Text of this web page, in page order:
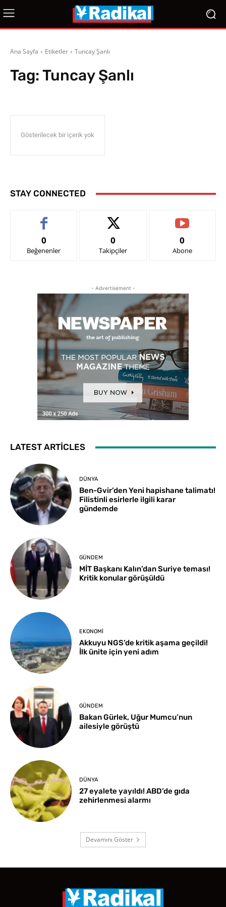
Ana Sayfa Etiketler Tuncay Şanlı
Tag:Tuncay Şanlı
Gösterilecek bir içerik yok
STAY CONNECTED
0
Beğenenler
0
Takipçiler
0
Abone
- Advertisement -
LATEST ARTICLES
DÜNYA
Ben-Gvir’den Yeni hapishane talimatı!
Filistinli esirlerle ilgili karar
gündemde
GÜNDEM
MİT Başkanı Kalın’dan Suriye teması!
Kritik konular görüşüldü
EKONOMI
Akkuyu NGS’de kritik aşama geçildi!
İlk ünite için yeni adım
GÜNDEM
Bakan Gürlek, Uğur Mumcu’nun
ailesiyle görüştü
DÜNYA
27 eyalete yayıldı! ABD’de gıda
zehirlenmesi alarmı
Devamını Göster